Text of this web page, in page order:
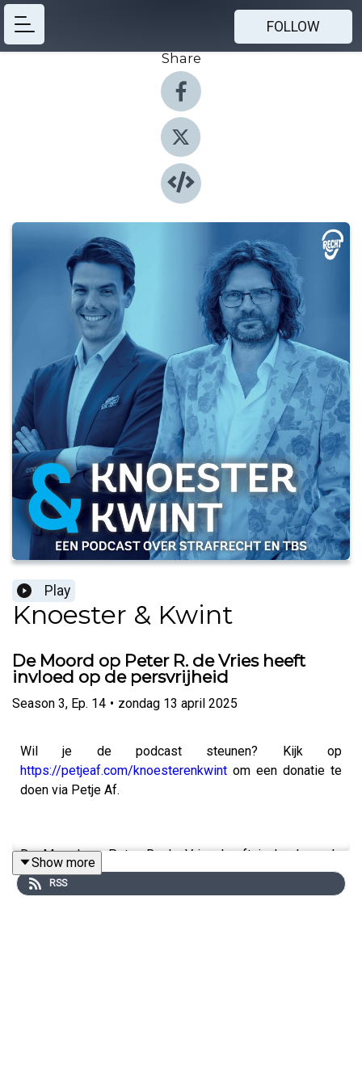
FOLLOW
Share
Play
Knoester & Kwint
De Moord op Peter R. de Vries heeft
invloed op de persvrijheid
Season 3, Ep. 14 • zondag 13 april 2025
Wil je de podcast steunen? Kijk op
https://petjeaf.com/knoesterenkwint om een donatie te
doen via Petje Af.
De Moord op Peter R. de Vries heeft invloed op de
persvrijheid
Show more
RSS